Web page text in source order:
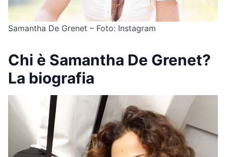
Samantha De Grenet – Foto: Instagram
Chi è Samantha De Grenet?
La biografia